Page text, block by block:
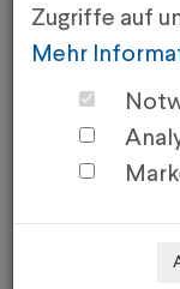
IFA
Wo Leader
IFA ist mit
Marktführer
Zugriffe auf
Mehr